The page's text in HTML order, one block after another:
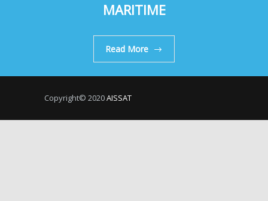
MARITIME
Read More
Copyright© 2020AISSAT